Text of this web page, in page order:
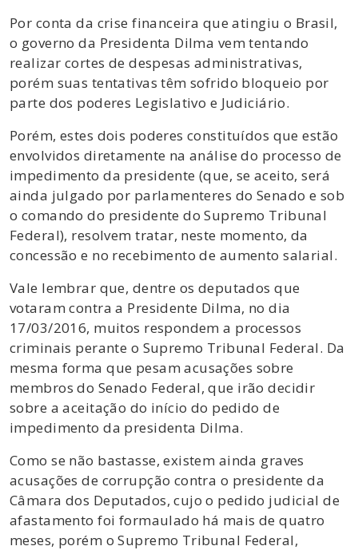
Por conta da crise financeira que atingiu o Brasil,
o governo da Presidenta Dilma vem tentando
realizar cortes de despesas administrativas,
porém suas tentativas têm sofrido bloqueio por
parte dos poderes Legislativo e Judiciário.
Porém, estes dois poderes constituídos que estão
envolvidos diretamente na análise do processo de
impedimento da presidente (que, se aceito, será
ainda julgado por parlamenteres do Senado e sob
o comando do presidente do Supremo Tribunal
Federal), resolvem tratar, neste momento, da
concessão e no recebimento de aumento salarial.
Vale lembrar que, dentre os deputados que
votaram contra a Presidente Dilma, no dia
17/03/2016, muitos respondem a processos
criminais perante o Supremo Tribunal Federal. Da
mesma forma que pesam acusações sobre
membros do Senado Federal, que irão decidir
sobre a aceitação do início do pedido de
impedimento da presidenta Dilma.
Como se não bastasse, existem ainda graves
acusações de corrupção contra o presidente da
Câmara dos Deputados, cujo o pedido judicial de
afastamento foi formaulado há mais de quatro
meses, porém o Supremo Tribunal Federal,